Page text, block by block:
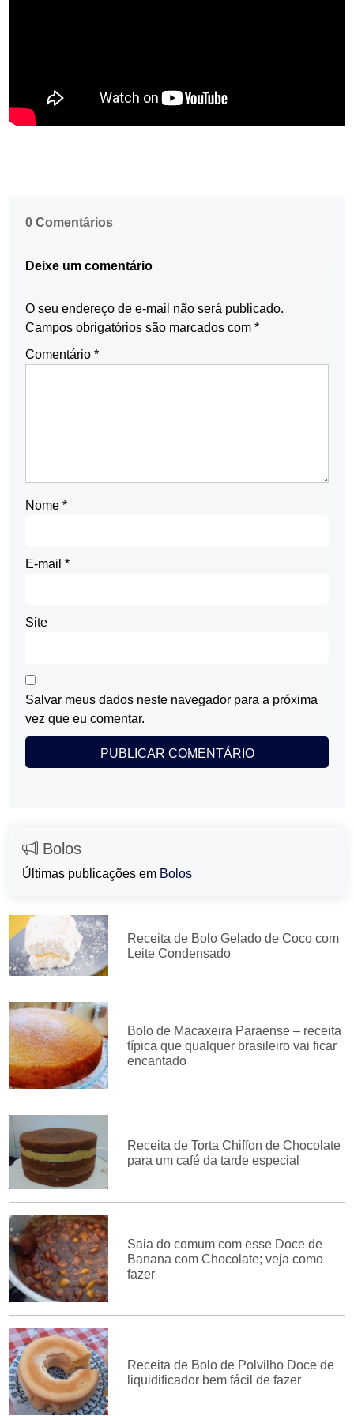
0 Comentários
Deixe um comentário
O seu endereço de e-mail não será publicado.
Campos obrigatórios são marcados com *
Comentário *
Nome *
E-mail *
Site
Salvar meus dados neste navegador para a próxima
vez que eu comentar.
Bolos
Últimas publicações em Bolos
Receita de Bolo Gelado de Coco com
Leite Condensado
Bolo de Macaxeira Paraense – receita
típica que qualquer brasileiro vai ficar
encantado
Receita de Torta Chiffon de Chocolate
para um café da tarde especial
Saia do comum com esse Doce de
Banana com Chocolate; veja como
fazer
Receita de Bolo de Polvilho Doce de
liquidificador bem fácil de fazer